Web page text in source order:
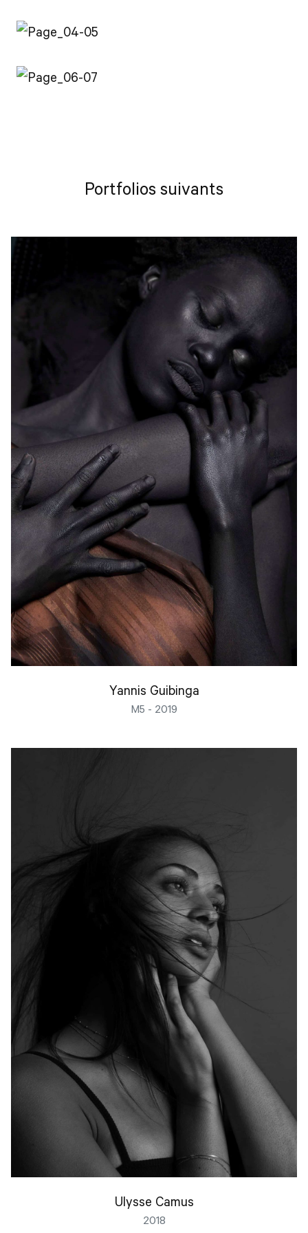
Portfolios suivants
Yannis Guibinga
M5 - 2019
Ulysse Camus
2018